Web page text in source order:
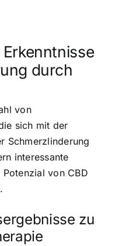
durch
von
sich mit der
Schmerzlinderung
interessante
von CBD
zu